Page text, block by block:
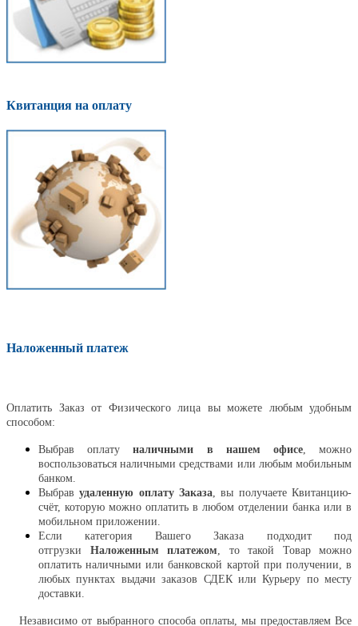
Квитанция на оплату
Наложенный платеж
Оплатить Заказ от Физического лица вы можете любым удобным
способом:
Выбрав оплатуналичными в нашем офисе, можно
воспользоваться наличными средствами или любым мобильным
банком.
Выбравудаленную оплату Заказа , вы получаете Квитанцию-
счёт, которую можно оплатить в любом отделении банка или в
мобильном приложении.
Если категория Вашего Заказа подходит под
отгрузки Наложенным платежом , то такой Товар можно
оплатить наличными или банковской картой при получении, в
любых пунктах выдачи заказов СДЕК или Курьеру по месту
доставки.
Независимо от выбранного способа оплаты, мы предоставляем Все